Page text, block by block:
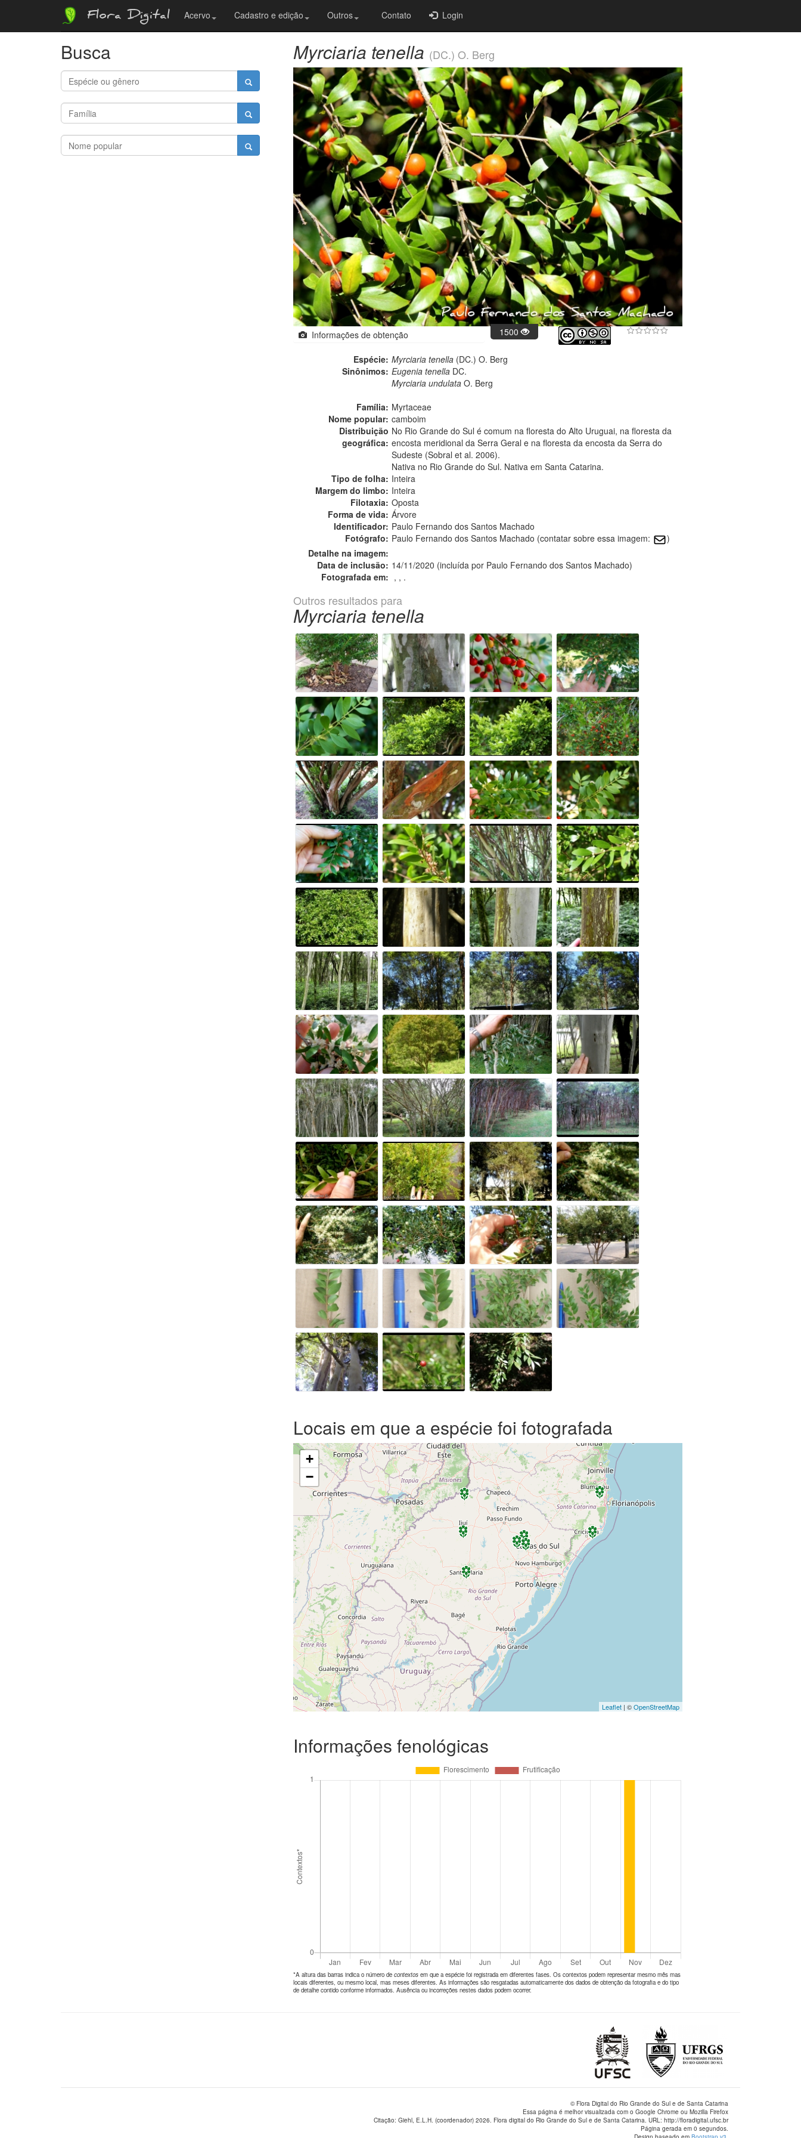
Flora Digital Acervo Cadastro e edição Outros Contato Login
Busca Myrciaria tenella (DC.) O. Berg
Informações de obtenção 1500
Espécie: Myrciaria tenella (DC.) O. Berg
Sinônimos: Eugenia tenella DC.
Myrciaria undulata O. Berg
Família: Myrtaceae
Nome popular: camboim
Distribuição
geográfica:
No Rio Grande do Sul é comum na floresta do Alto Uruguai, na floresta da
encosta meridional da Serra Geral e na floresta da encosta da Serra do
Sudeste (Sobral et al. 2006).
Nativa no Rio Grande do Sul. Nativa em Santa Catarina.
Tipo de folha: Inteira
Margem do limbo: Inteira
Filotaxia: Oposta
Forma de vida: Árvore
Identificador: Paulo Fernando dos Santos Machado
Fotógrafo: Paulo Fernando dos Santos Machado (contatar sobre essa imagem:
)
Detalhe na imagem:
Data de inclusão: 14/11/2020 (incluída por Paulo Fernando dos Santos Machado)
Fotografada em: , , .
Outros resultados para
Myrciaria tenella
Locais em que a espécie foi fotografada
+
−
Leaflet| ©OpenStreetMap
Informações fenológicas
*A altura das barras indica o número de contextos em que a espécie foi registrada em diferentes fases. Os contextos podem representar mesmo mês mas
locais diferentes, ou mesmo local, mas meses diferentes. As informações são resgatadas automaticamente dos dados de obtenção da fotografia e do tipo
de detalhe contido conforme informados. Ausência ou incorreções nestes dados podem ocorrer.
© Flora Digital do Rio Grande do Sul e de Santa Catarina
Essa página é melhor visualizada com o Google Chrome ou Mozilla Firefox
Citação: Giehl, E.L.H. (coordenador) 2026. Flora digital do Rio Grande do Sul e de Santa Catarina. URL: http://floradigital.ufsc.br
Página gerada em 0 segundos.